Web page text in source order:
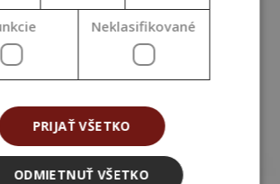
Neklasifikované
PRIJAŤ VŠETKO
ODMIETNUŤ VŠETKO